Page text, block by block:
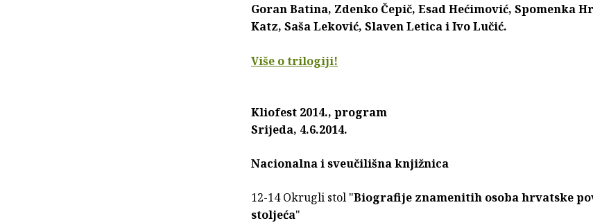
Goran Batina, Zdenko Čepič, Esad Hećimović, Spomenka
Katz, Saša Leković, Slaven Letica i Ivo Lučić.
Više o trilogiji!
Kliofest 2014., program
Srijeda, 4.6.2014.
Nacionalna i sveučilišna knjižnica
12-14 Okrugli stol "Biografije znamenitih osoba hrvatske
stoljeća"